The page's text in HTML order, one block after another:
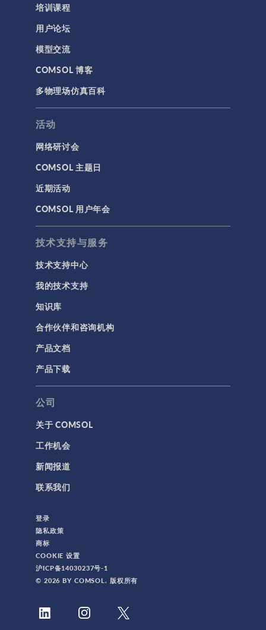
培训课程
用户论坛
模型交流
COMSOL 博客
多物理场仿真百科
活动
网络研讨会
COMSOL 主题日
近期活动
COMSOL 用户年会
技术支持与服务
技术支持中心
我的技术支持
知识库
合作伙伴和咨询机构
产品文档
产品下载
公司
关于 COMSOL
工作机会
新闻报道
联系我们
登录
隐私政策
商标
COOKIE 设置
沪ICP备14030237号-1
© 2026 BY COMSOL. 版权所有